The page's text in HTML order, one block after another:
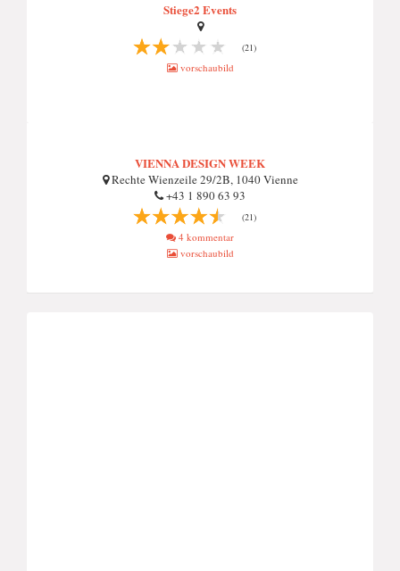
Stiege2 Events
(21)
vorschaubild
VIENNA DESIGN WEEK
Rechte Wienzeile 29/2B, 1040 Vienne
+43 1 890 63 93
(21)
4 kommentar
vorschaubild